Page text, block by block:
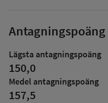
Antagningspoäng
Lägsta antagningspoäng
150,0
Medel antagningspoäng
157,5